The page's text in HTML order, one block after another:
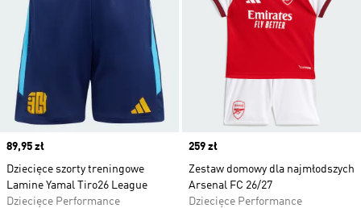
Price
89,95 zł
Dziecięce szorty treningowe
Lamine Yamal Tiro26 League
Dziecięce Performance
Price
259 zł
Zestaw domowy dla najmłodszych
Arsenal FC 26/27
Dziecięce Performance